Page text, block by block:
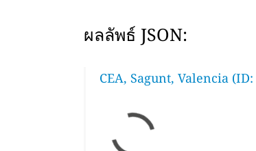
ผลลัพธ์ JSON:
CEA, Sagunt, Valencia